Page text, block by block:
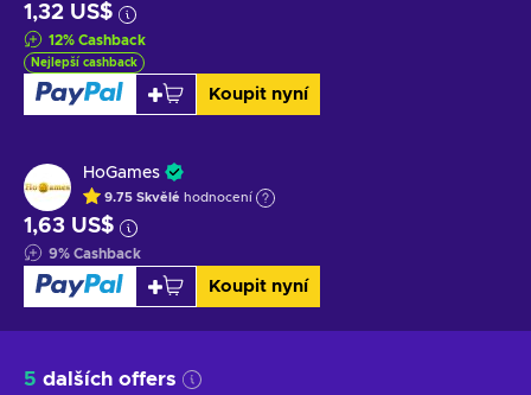
1,32 US$
12% Cashback
Nejlepší cashback
Koupit nyní
HoGames
9.75 Skvělé hodnocení
1,63 US$
9% Cashback
Koupit nyní
5 dalších offers